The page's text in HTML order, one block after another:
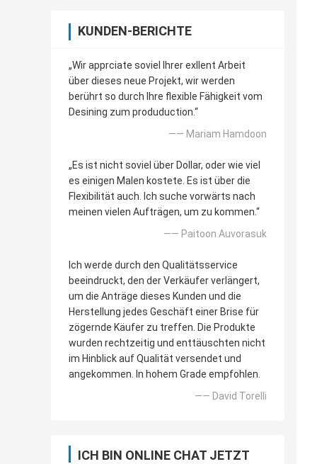
KUNDEN-BERICHTE
„Wir apprciate soviel Ihrer exllent Arbeit
über dieses neue Projekt, wir werden
berührt so durch Ihre flexible Fähigkeit vom
Desining zum produduction.“
—— Mariam Hamdoon
„Es ist nicht soviel über Dollar, oder wie viel
es einigen Malen kostete. Es ist über die
Flexibilität auch. Ich suche vorwärts nach
meinen vielen Aufträgen, um zu kommen.“
—— Paitoon Auvorasuk
Ich werde durch den Qualitätsservice
beeindruckt, den der Verkäufer verlängert,
um die Anträge dieses Kunden und die
Herstellung jedes Geschäft einer Brise für
zögernde Käufer zu treffen. Die Produkte
wurden rechtzeitig und enttäuschten nicht
im Hinblick auf Qualität versendet und
angekommen. In hohem Grade empfohlen.
—— David Torelli
ICH BIN ONLINE CHAT JETZT